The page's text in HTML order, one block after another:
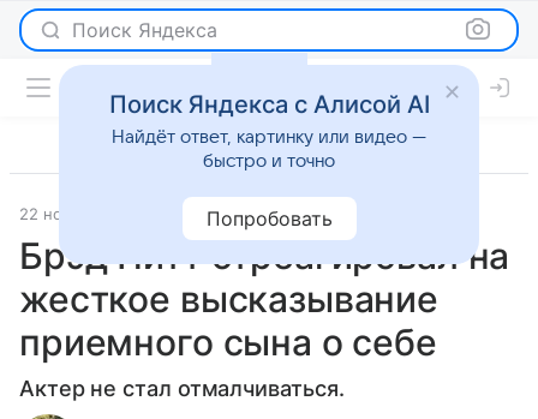
Поиск Яндекса
22 ноября 2023 Светская жизнь
Брэд Питт отреагировал на
жесткое высказывание
приемного сына о себе
Актер не стал отмалчиваться.
Поиск Яндекса с Алисой AI
Найдёт ответ, картинку или видео —
быстро и точно
Попробовать